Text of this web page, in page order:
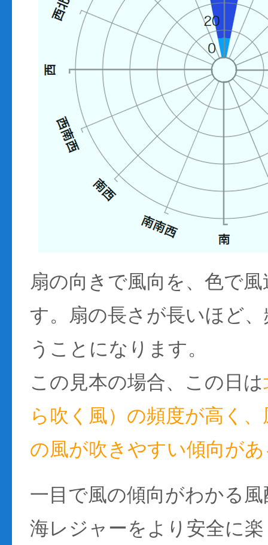
扇の向きで風向を、色で
す。扇の長さが長いほど
うことになります。
この見本の場合、この日は
ら吹く風）の頻度が高く
の風が吹きやすい傾向が
一目で風の傾向がわかる
海レジャーをより安全に